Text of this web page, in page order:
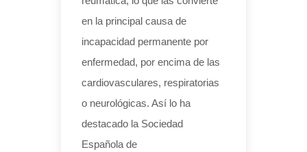
en la principal causa de
incapacidad permanente por
enfermedad, por encima de las
cardiovasculares, respiratorias
o neurológicas. Así lo ha
destacado la Sociedad
Española de